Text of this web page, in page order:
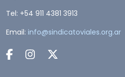
Tel: +54 911 4381 3913
Email: info@sindicatoviales.org.ar